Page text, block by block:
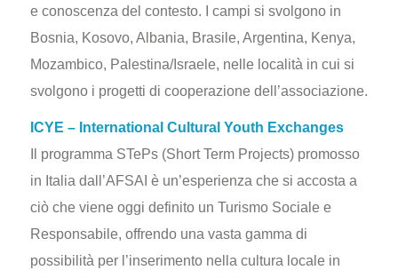
e conoscenza del contesto. I campi si svolgono in
Bosnia, Kosovo, Albania, Brasile, Argentina, Kenya,
Mozambico, Palestina/Israele, nelle località in cui si
svolgono i progetti di cooperazione dell’associazione.
ICYE – International Cultural Youth Exchanges
Il programma STePs (Short Term Projects) promosso
in Italia dall’AFSAI è un’esperienza che si accosta a
ciò che viene oggi definito un Turismo Sociale e
Responsabile, offrendo una vasta gamma di
possibilità per l’inserimento nella cultura locale in